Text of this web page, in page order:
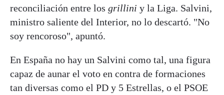
reconciliación entre los grillini y la Liga. Salvini,
ministro saliente del Interior, no lo descartó. "No
soy rencoroso", apuntó.
En España no hay un Salvini como tal, una figura
capaz de aunar el voto en contra de formaciones
tan diversas como el PD y 5 Estrellas, o el PSOE